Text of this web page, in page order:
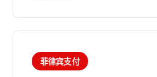
菲律宾支付